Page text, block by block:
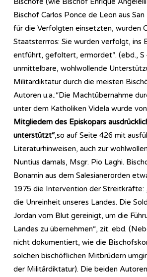
Bischof Carlos Ponce de Leon aus
für die Verfolgten einsetzten, wurden
Staatsterrros: Sie wurden verfolgt, ins
entführt, gefoltert, ermordet“. (ebd., S
unmittelbare, wohlwollende
Militärdiktatur durch die meisten
Autoren u.a.:“Die Machtübernahme
unter dem Katholiken Videla wurde von
Mitgliedern des Episkopars
unterstützt“,so auf Seite 426 mit
Literaturhinweisen, auch zur
Nuntius damals, Msgr. Pio Laghi.
Bonamin aus dem Salesianerorden
1975 die Intervention der Streitkräfte:
die Unreinheit unseres Landes. Die
Jordan vom Blut gereinigt, um die
Landes zu übernehmen“, zit. ebd.
nicht dokumentiert, wie die
solchen bischöflichen Mitbrüdern
der Militärdiktatur). Die beiden